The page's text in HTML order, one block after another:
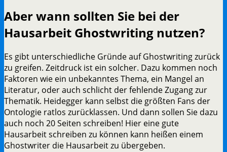
Aber wann sollten Sie bei der
Hausarbeit Ghostwriting nutzen?
Es gibt unterschiedliche Gründe auf Ghostwriting zurück
zu greifen. Zeitdruck ist ein solcher. Dazu kommen noch
Faktoren wie ein unbekanntes Thema, ein Mangel an
Literatur, oder auch schlicht der fehlende Zugang zur
Thematik. Heidegger kann selbst die größten Fans der
Ontologie ratlos zurücklassen. Und dann sollen Sie dazu
auch noch 20 Seiten schreiben! Hier eine gute
Hausarbeit schreiben zu können kann heißen einem
Ghostwriter die Hausarbeit zu übergeben.